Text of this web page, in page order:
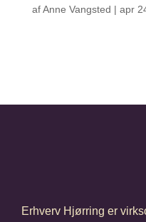
afAnne Vangsted | apr
Erhverv Hjørring er